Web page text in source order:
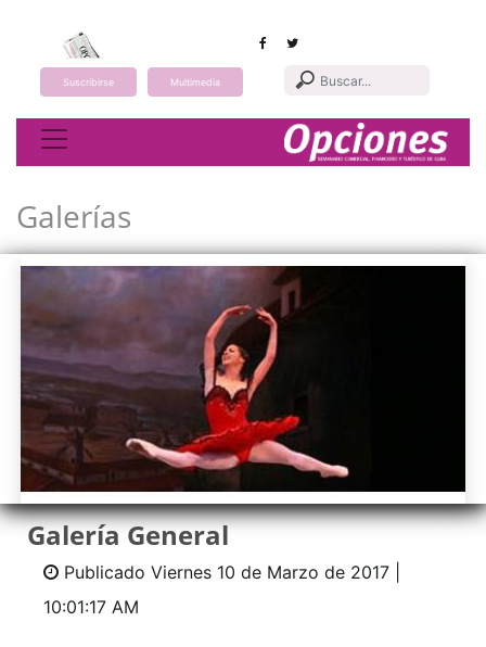
Suscribirse Multimedia
Toggle navigation
Galerías
Galería General
Publicado Viernes 10 de Marzo de 2017 |
10:01:17 AM